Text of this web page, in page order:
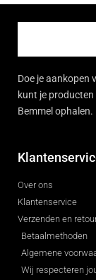
Doe je aankopen
kunt je
Bemmel ophalen.
Over ons
Klantenservice
Verzenden en
Betaalmethoden
Algemene
Wij respecteren